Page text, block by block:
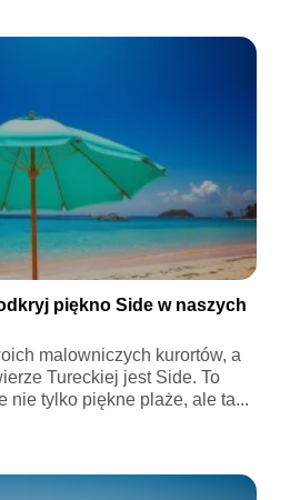
piękno Side w naszych
malowniczych kurortów, a
Tureckiej jest Side. To
nie tylko piękne plaże, ale ta...